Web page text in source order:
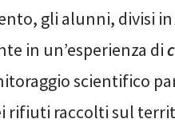
gli alunni, divisi
in un’esperienza di
scientifico
raccolti sul